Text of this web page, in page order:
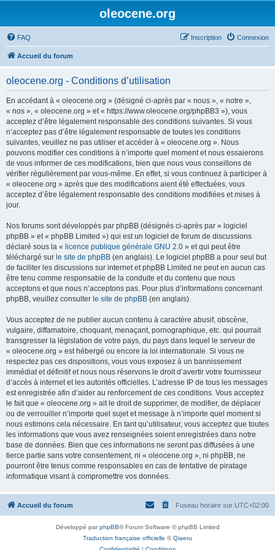
oleocene.org
FAQ Connexion
Inscription
Accueil du forum
oleocene.org - Conditions d’utilisation
En accédant à « oleocene.org » (désigné ci-après par « nous », « notre »,
« nos », « oleocene.org » et « https://www.oleocene.org/phpBB3 »), vous
acceptez d’être légalement responsable des conditions suivantes. Si vous
n’acceptez pas d’être légalement responsable de toutes les conditions
suivantes, veuillez ne pas utiliser et accéder à « oleocene.org ». Nous
pouvons modifier ces conditions à n’importe quel moment et nous essaierons
de vous informer de ces modifications, bien que nous vous conseillons de
vérifier régulièrement par vous-même. En effet, si vous continuez à participer à
« oleocene.org » après que des modifications aient été effectuées, vous
acceptez d’être légalement responsable des conditions modifiées et mises à
jour.
Nos forums sont développés par phpBB (désignés ci-après par « logiciel
phpBB » et « phpBB Limited ») qui est un logiciel de forum de discussions
déclaré sous la « licence publique générale GNU 2.0 » et qui peut être
téléchargé sur le site de phpBB (en anglais). Le logiciel phpBB a pour seul but
de faciliter les discussions sur internet et phpBB Limited ne peut en aucun cas
être tenu comme responsable de la conduite et du contenu que nous
acceptons et que nous n’acceptons pas. Pour plus d’informations concernant
phpBB, veuillez consulter le site de phpBB (en anglais).
Vous acceptez de ne publier aucun contenu à caractère abusif, obscène,
vulgaire, diffamatoire, choquant, menaçant, pornographique, etc. qui pourrait
transgresser la législation de votre pays, du pays dans lequel le serveur de
« oleocene.org » est hébergé ou encore la loi internationale. Si vous ne
respectez pas ces dispositions, vous vous exposez à un bannissement
immédiat et définitif et nous nous réservons le droit d’avertir votre fournisseur
d’accès à internet et les autorités officielles. L’adresse IP de tous les messages
est enregistrée afin d’aider au renforcement de ces conditions. Vous acceptez
le fait que « oleocene.org » ait le droit de supprimer, de modifier, de déplacer
ou de verrouiller n’importe quel sujet et message à n’importe quel moment si
nous estimons cela nécessaire. En tant qu’utilisateur, vous acceptez que toutes
les informations que vous avez renseignées soient enregistrées dans notre
base de données. Bien que ces informations ne seront pas diffusées à une
tierce partie sans votre consentement, ni « oleocene.org », ni phpBB, ne
pourront être tenus comme responsables en cas de tentative de piratage
informatique visant à compromettre vos données.
Accueil du forum Fuseau horaire sur UTC+02:00
Développé parphpBB® Forum Software © phpBB Limited
Traduction française officielle ©Qiaeru